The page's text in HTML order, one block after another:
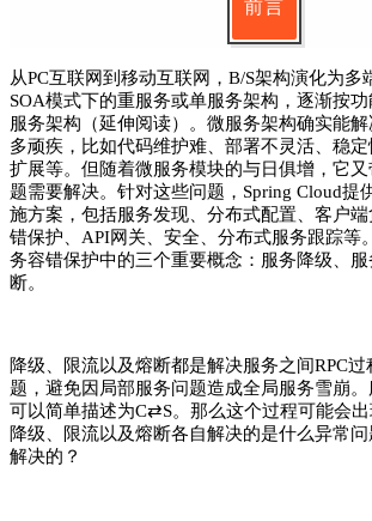
前言
从PC互联网到移动互联网，B/S架构演化为多
SOA模式下的重服务或单服务架构，逐渐按
服务架构（延伸阅读）。微服务架构确实能
多顽疾，比如代码维护难、部署不灵活、稳
扩展等。但随着微服务模块的与日俱增，它
题需要解决。针对这些问题，Spring Cloud提
施方案，包括服务发现、分布式配置、客户
错保护、API网关、安全、分布式服务跟踪等
务容错保护中的三个重要概念：服务降级、
断。
降级、限流以及熔断都是解决服务之间RPC过
题，避免因局部服务问题造成全局服务雪崩。
可以简单描述为C⇄S。那么这个过程可能会出
降级、限流以及熔断各自解决的是什么异常
解决的？